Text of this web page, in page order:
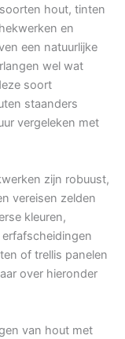
hout, tinten
en
een natuurlijke
wel wat
soort
staanders
vergeleken met
zijn robuust,
vereisen zelden
kleuren,
of trellis panelen
over hieronder
van hout met